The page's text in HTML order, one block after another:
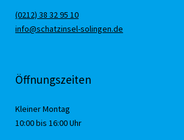
(0212) 38 32 95 10
info@schatzinsel-solingen.de
Öffnungszeiten
Kleiner Montag
10:00 bis 16:00 Uhr